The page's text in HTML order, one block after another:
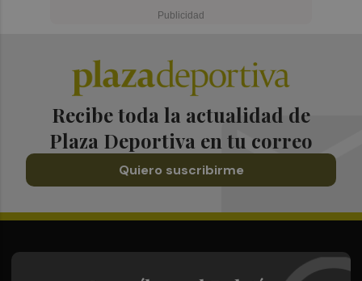
Recibe toda la actualidad de
Plaza Deportiva en tu correo
Quiero suscribirme